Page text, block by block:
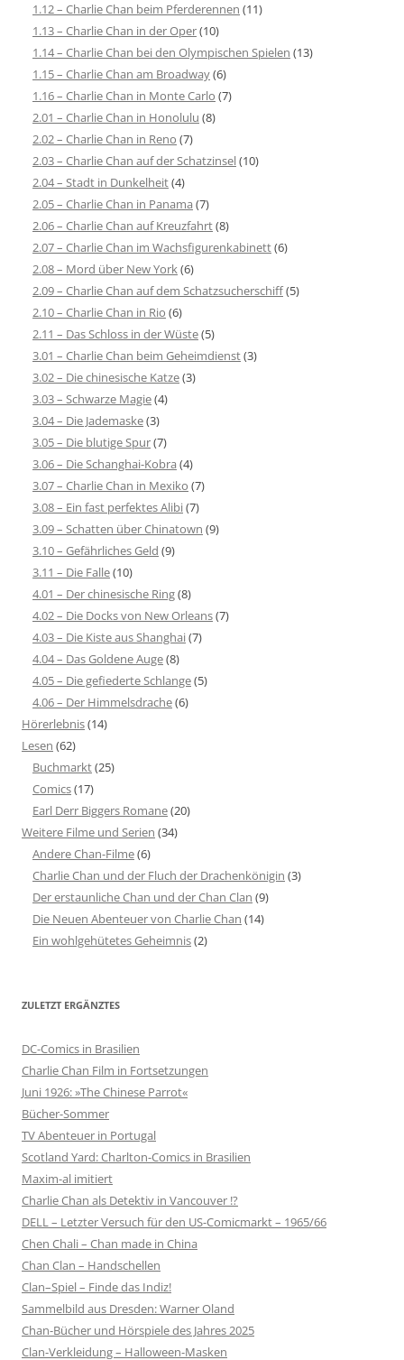
1.12 – Charlie Chan beim Pferderennen (11)
1.13 – Charlie Chan in der Oper(10)
1.14 – Charlie Chan bei den Olympischen Spielen (13)
1.15 – Charlie Chan am Broadway(6)
1.16 – Charlie Chan in Monte Carlo (7)
2.01 – Charlie Chan in Honolulu (8)
2.02 – Charlie Chan in Reno (7)
2.03 – Charlie Chan auf der Schatzinsel(10)
2.04 – Stadt in Dunkelheit(4)
2.05 – Charlie Chan in Panama (7)
2.06 – Charlie Chan auf Kreuzfahrt(8)
2.07 – Charlie Chan im Wachsfigurenkabinett(6)
2.08 – Mord über New York(6)
2.09 – Charlie Chan auf dem Schatzsucherschiff(5)
2.10 – Charlie Chan in Rio (6)
2.11 – Das Schloss in der Wüste(5)
3.01 – Charlie Chan beim Geheimdienst(3)
3.02 – Die chinesische Katze(3)
3.03 – Schwarze Magie(4)
3.04 – Die Jademaske(3)
3.05 – Die blutige Spur(7)
3.06 – Die Schanghai-Kobra (4)
3.07 – Charlie Chan in Mexiko (7)
3.08 – Ein fast perfektes Alibi(7)
3.09 – Schatten über Chinatown (9)
3.10 – Gefährliches Geld (9)
3.11 – Die Falle(10)
4.01 – Der chinesische Ring(8)
4.02 – Die Docks von New Orleans(7)
4.03 – Die Kiste aus Shanghai(7)
4.04 – Das Goldene Auge(8)
4.05 – Die gefiederte Schlange(5)
4.06 – Der Himmelsdrache(6)
Hörerlebnis(14)
Lesen (62)
Buchmarkt(25)
Comics(17)
Earl Derr Biggers Romane(20)
Weitere Filme und Serien (34)
Andere Chan-Filme(6)
Charlie Chan und der Fluch der Drachenkönigin (3)
Der erstaunliche Chan und der Chan Clan (9)
Die Neuen Abenteuer von Charlie Chan (14)
Ein wohlgehütetes Geheimnis(2)
ZULETZT ERGÄNZTES
DC-Comics in Brasilien
Charlie Chan Film in Fortsetzungen
Juni 1926: »The Chinese Parrot«
Bücher-Sommer
TV Abenteuer in Portugal
Scotland Yard: Charlton-Comics in Brasilien
Maxim-al imitiert
Charlie Chan als Detektiv in Vancouver !?
DELL – Letzter Versuch für den US-Comicmarkt – 1965/66
Chen Chali – Chan made in China
Chan Clan – Handschellen
Clan–Spiel – Finde das Indiz!
Sammelbild aus Dresden: Warner Oland
Chan-Bücher und Hörspiele des Jahres 2025
Clan-Verkleidung – Halloween-Masken